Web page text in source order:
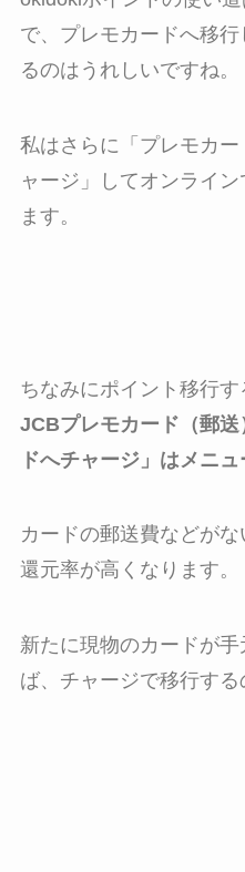
で、プレモカードへ移
るのはうれしいですね。
私はさらに「プレモカ
ャージ」してオンライ
ます。
ちなみにポイント移行す
JCBプレモカード（郵
ドへチャージ」はメニュ
カードの郵送費などが
還元率が高くなります。
新たに現物のカードが
ば、チャージで移行する